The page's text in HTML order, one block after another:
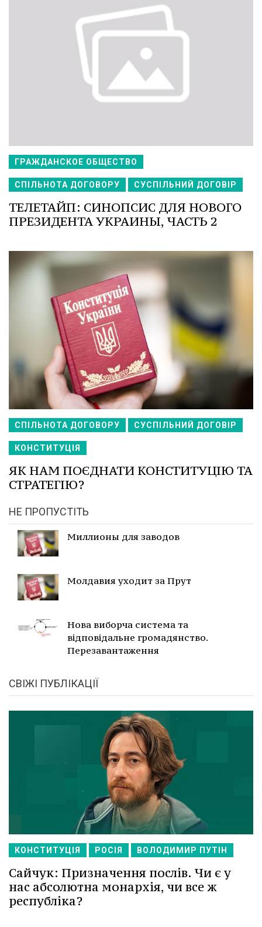
ГРАЖДАНСКОЕ ОБЩЕСТВО
СПІЛЬНОТА ДОГОВОРУ СУСПІЛЬНИЙ ДОГОВІР
ТЕЛЕТАЙП: СИНОПСИС ДЛЯ НОВОГО
ПРЕЗИДЕНТА УКРАИНЫ, ЧАСТЬ 2
СПІЛЬНОТА ДОГОВОРУ СУСПІЛЬНИЙ ДОГОВІР
КОНСТИТУЦІЯ
ЯК НАМ ПОЄДНАТИ КОНСТИТУЦІЮ ТА
СТРАТЕГІЮ?
НЕ ПРОПУСТІТЬ
Миллионы для заводов
Молдавия уходит за Прут
Нова виборча система та
відповідальне громадянство.
Перезавантаження
СВІЖІ ПУБЛІКАЦІЇ
КОНСТИТУЦІЯ РОСІЯ ВОЛОДИМИР ПУТІН
Сайчук: Призначення послів. Чи є у
нас абсолютна монархія, чи все ж
республіка?